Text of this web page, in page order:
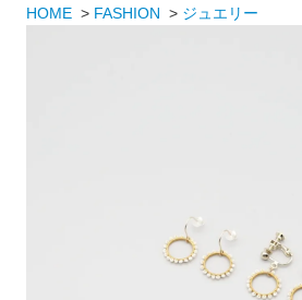
HOME > FASHION > ジュエリー